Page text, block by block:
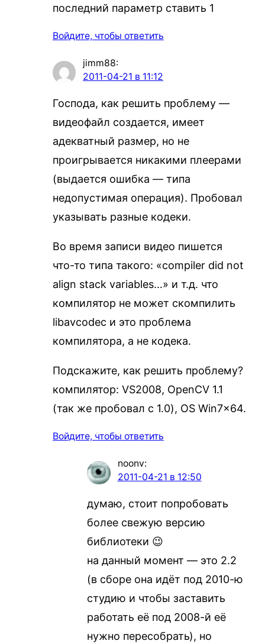
последний параметр ставить 1
Войдите, чтобы ответить
jimm88:
2011-04-21 в 11:12
Господа, как решить проблему —
видеофайл создается, имеет
адекватный размер, но не
проигрывается никакими плеерами
(выдается ошибка — типа
недопустимая операция). Пробовал
указывать разные кодеки.
Во время записи видео пишется
что-то типа такого: «compiler did not
align stack variables…» и т.д. что
компилятор не может скомпилить
libavcodec и это проблема
компилятора, а не кодека.
Подскажите, как решить проблему?
компилятор: VS2008, OpenCV 1.1
(так же пробовал с 1.0), OS Win7x64.
Войдите, чтобы ответить
noonv:
2011-04-21 в 12:50
думаю, стоит попробовать
более свежую версию
библиотеки 😉
на данный момент — это 2.2
(в сборе она идёт под 2010-ю
студию и чтобы заставить
работать её под 2008-й её
нужно пересобрать), но